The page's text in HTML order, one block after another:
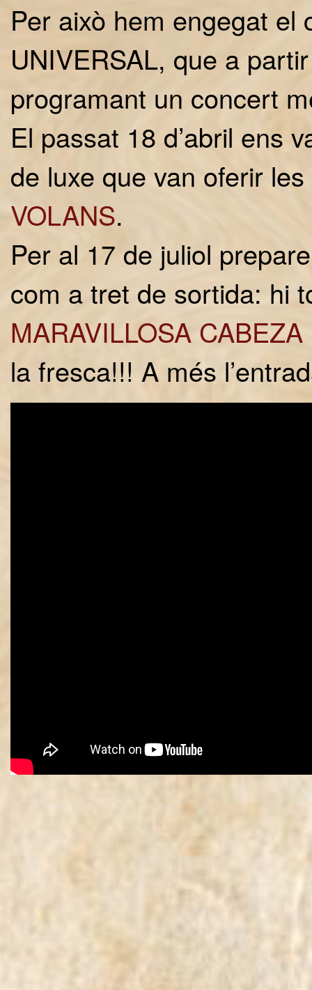
Per això hem engegat el
UNIVERSAL, que a
programant un concert
El passat 18 d’abril ens
de luxe que van oferir
VOLANS.
Per al 17 de juliol
com a tret de sortida: hi
MARAVILLOSA
la fresca!!! A més